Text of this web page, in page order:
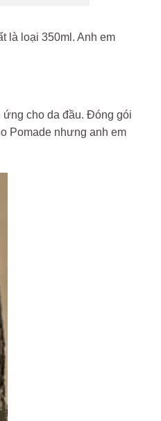
là loại 350ml. Anh em
ứng cho da đầu. Đóng gói
Pomade nhưng anh em